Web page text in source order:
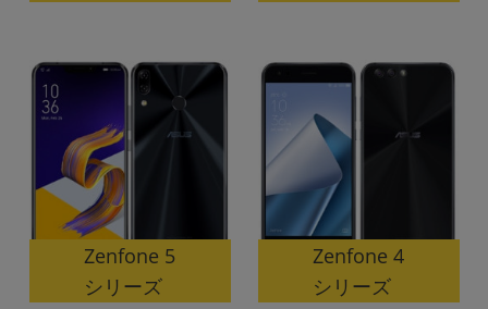
Zenfone 5
シリーズ
Zenfone 4
シリーズ